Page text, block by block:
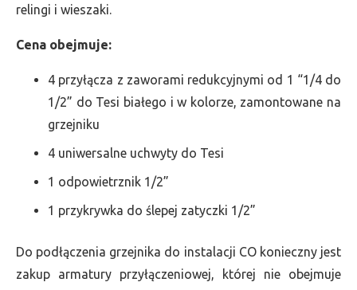
relingi i wieszaki.
Cena obejmuje:
4 przyłącza z zaworami redukcyjnymi od 1 “1/4 do
1/2” do Tesi białego i w kolorze, zamontowane na
grzejniku
4 uniwersalne uchwyty do Tesi
1 odpowietrznik 1/2”
1 przykrywka do ślepej zatyczki 1/2”
Do podłączenia grzejnika do instalacji CO konieczny jest
zakup armatury przyłączeniowej, której nie obejmuje